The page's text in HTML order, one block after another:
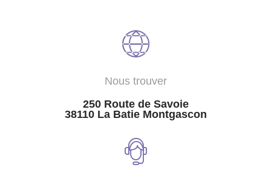
Nous trouver
250 Route de Savoie
38110 La Batie Montgascon